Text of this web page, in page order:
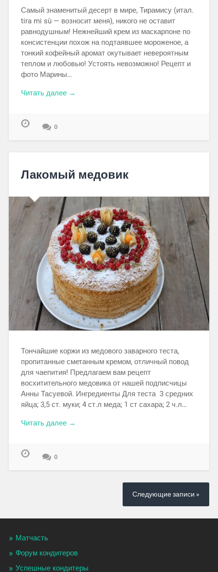
Самый знаменитый десерт в мире, Тирамису (итал.
tira mi sù — возносит меня), никого не оставит
равнодушным! Нежнейший крем из маскарпоне по
консистенции похож на подтаявшее мороженое, а
тонкий кофейный аромат окутывает невероятным
теплом и любовью! Устоять невозможно! Рецепт и
фото Марины…
Читать далее →
0
Лакомый медовик
Тончайшие коржи из медового заварного теста,
пропитанные сметанным кремом, отличный повод
для чаепития! Предлагаем вам рецепт
восхитительного медовика от нашей подписчицы
Анны Тасуевой. Ингредиенты Для теста 3 средних
яйца; 3,5 ст. муки; 4 ст.л меда; 1 ст сахара; 2 ч.л…
Читать далее →
0
Следующие записи »
Матчасть
Форум кондитеров
Успешные кондитеры